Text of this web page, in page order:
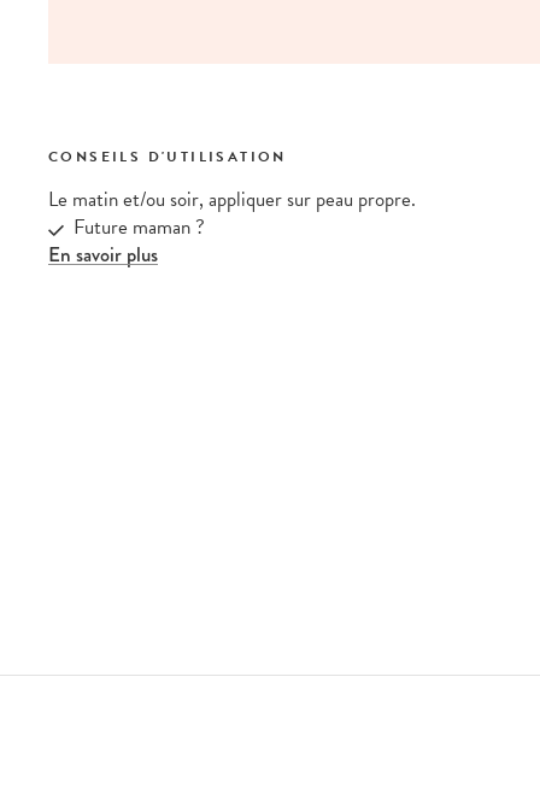
CONSEILS D'UTILISATION
Le matin et/ou soir, appliquer sur peau propre.
Future maman ?
En savoir plus